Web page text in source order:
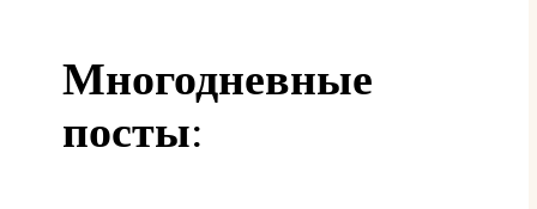
Многодневные
посты: